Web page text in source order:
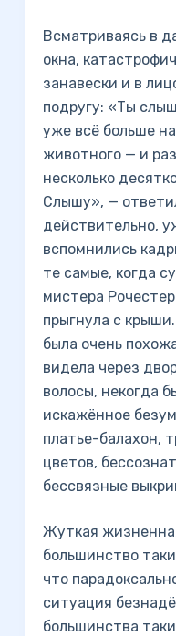
Всматриваясь в
окна,
занавески и в
подругу: «Ты
уже всё больше
животного — и
несколько
Слышу», —
действительно,
вспомнились
те самые, когда
мистера
прыгнула с
была очень
видела через
волосы, некогда
искажённое
платье-балахон,
цветов,
бессвязные
Жуткая
большинство
что
ситуация
большинства